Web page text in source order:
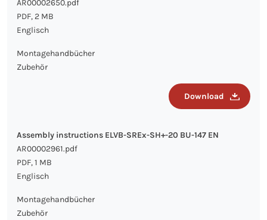
AR00002650.pdf
PDF, 2 MB
Englisch
Montagehandbücher
Zubehör
Download
Assembly instructions ELVB-SREx-SH+-20 BU-147 EN
AR00002961.pdf
PDF, 1 MB
Englisch
Montagehandbücher
Zubehör